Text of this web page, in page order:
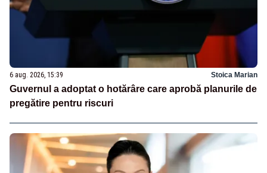
6 aug. 2026, 15:39 Stoica Marian
Guvernul a adoptat o hotărâre care aprobă planurile de
pregătire pentru riscuri